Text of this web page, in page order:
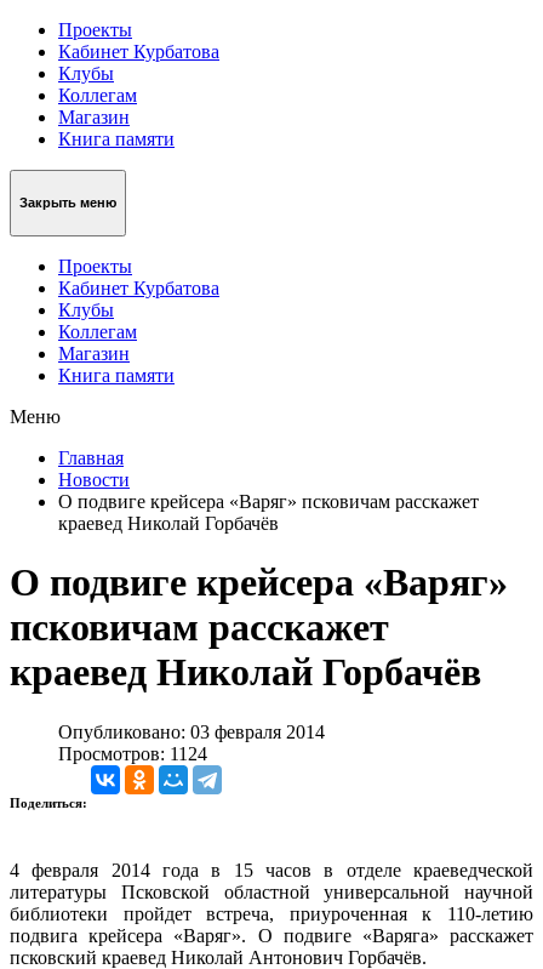
Проекты
Кабинет Курбатова
Клубы
Коллегам
Магазин
Книга памяти
Закрыть меню
Проекты
Кабинет Курбатова
Клубы
Коллегам
Магазин
Книга памяти
Меню
Главная
Новости
О подвиге крейсера «Варяг» псковичам расскажет
краевед Николай Горбачёв
О подвиге крейсера «Варяг»
псковичам расскажет
краевед Николай Горбачёв
Опубликовано: 03 февраля 2014
Просмотров: 1124
Поделиться:
4 февраля 2014 года в 15 часов в отделе краеведческой
литературы Псковской областной универсальной научной
библиотеки пройдет встреча, приуроченная к 110-летию
подвига крейсера «Варяг». О подвиге «Варяга» расскажет
псковский краевед Николай Антонович Горбачёв.